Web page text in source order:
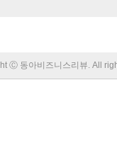
Ⓒ 동아비즈니스리뷰. All